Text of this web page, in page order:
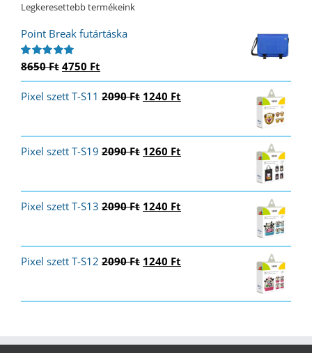
Legkeresettebb termékeink
Point Break futártáska
Értékelés:
8650Ft Original
price
was:
4750 Ft
price
is:
Pixel szett T-S11 2090Ft Original
1240 Ft
Pixel szett T-S19 2090Ft Original
1260 Ft
Pixel szett T-S13 2090Ft Original
1240 Ft
Pixel szett T-S12 2090Ft Original
1240 Ft